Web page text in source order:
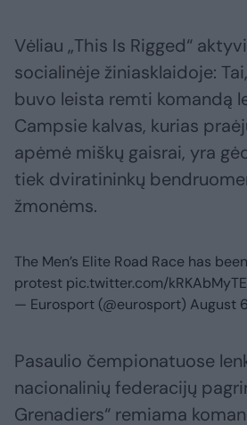
Vėliau „This Is Rigged“
socialinėje žiniasklaidoje:
buvo leista remti komandą
Campsie kalvas, kurias
apėmė miškų gaisrai, yra
tiek dviratininkų
žmonėms.
The Men’s Elite Road Race has
protest pic.twitter.com/
— Eurosport (@eurosport) August
Pasaulio čempionatuose
nacionalinių federacijų
Grenadiers“ remiama